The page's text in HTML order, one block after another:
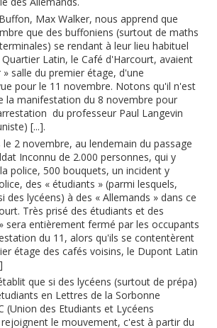
Max Walker, nous apprend que
que des buffoniens (surtout de maths
se rendant à leur lieu habituel
Latin, le Café d'Harcourt, avaient
salle du premier étage, d'une
pour le 11 novembre. Notons qu'il n'est
la manifestation du 8 novembre pour
du professeur Paul Langevin
[...].
novembre, au lendemain du passage
Inconnu de 2.000 personnes, qui y
police, 500 bouquets, un incident y
des « étudiants » (parmi lesquels,
des lycéens) à des « Allemands » dans ce
Très prisé des étudiants et des
sera entièrement fermé par les occupants
du 11, alors qu'ils se contentèrent
étage des cafés voisins, le Dupont Latin
que si des lycéens (surtout de prépa)
en Lettres de la Sorbonne
(Union des Etudiants et Lycéens
le mouvement, c'est à partir du